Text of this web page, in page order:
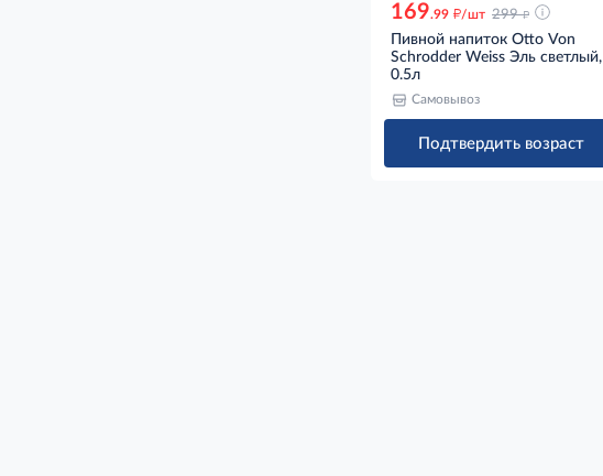
169.99 д/шт 299 д
Пивной напиток Otto Von
Schrodder Weiss Эль светлый,
0.5л
Самовывоз
Подтвердить возраст